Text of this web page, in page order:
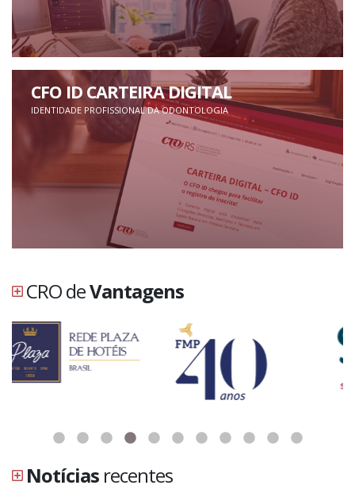
CFO ID CARTEIRA DIGITAL
IDENTIDADE PROFISSIONAL DA ODONTOLOGIA
CRO deVantagens
Notícias recentes